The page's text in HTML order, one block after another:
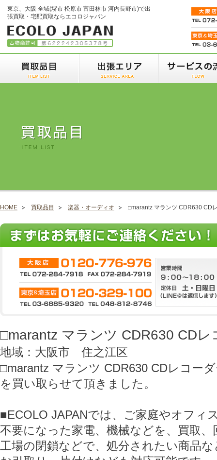
東京、大阪 全域(堺市 松原市 富田林市 河内長野市)で出
張買取・宅配買取ならエコロジャパン
HOME 買取品目 楽器・オーディオ □marantz マランツ CDR630 CD
□marantz マランツ CDR630 CDレ
地域：大阪市 住之江区
□marantz マランツ CDR630 CDレコー
を買い取らせて頂きました。
■ECOLO JAPANでは、ご家庭やオフィ
不要になった家電、機械などを、買取
工場の閉鎖などで、処分されたい商品な